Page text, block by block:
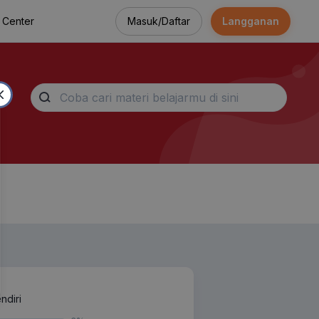
Center Masuk/Daftar Langganan